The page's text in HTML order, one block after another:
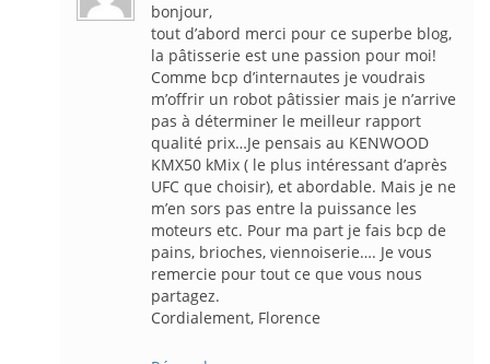
bonjour,
tout d’abord merci pour ce superbe blog,
la pâtisserie est une passion pour moi!
Comme bcp d’internautes je voudrais
m’offrir un robot pâtissier mais je n’arrive
pas à déterminer le meilleur rapport
qualité prix…Je pensais au KENWOOD
KMX50 kMix ( le plus intéressant d’après
UFC que choisir), et abordable. Mais je ne
m’en sors pas entre la puissance les
moteurs etc. Pour ma part je fais bcp de
pains, brioches, viennoiserie…. Je vous
remercie pour tout ce que vous nous
partagez.
Cordialement, Florence